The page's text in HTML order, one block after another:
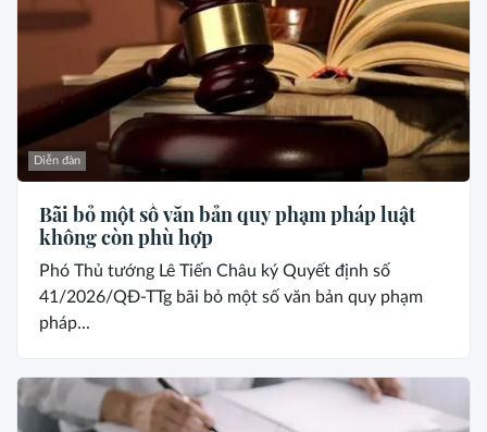
Diễn đàn
Bãi bỏ một số văn bản quy phạm pháp luật
không còn phù hợp
Phó Thủ tướng Lê Tiến Châu ký Quyết định số
41/2026/QĐ-TTg bãi bỏ một số văn bản quy phạm
pháp...